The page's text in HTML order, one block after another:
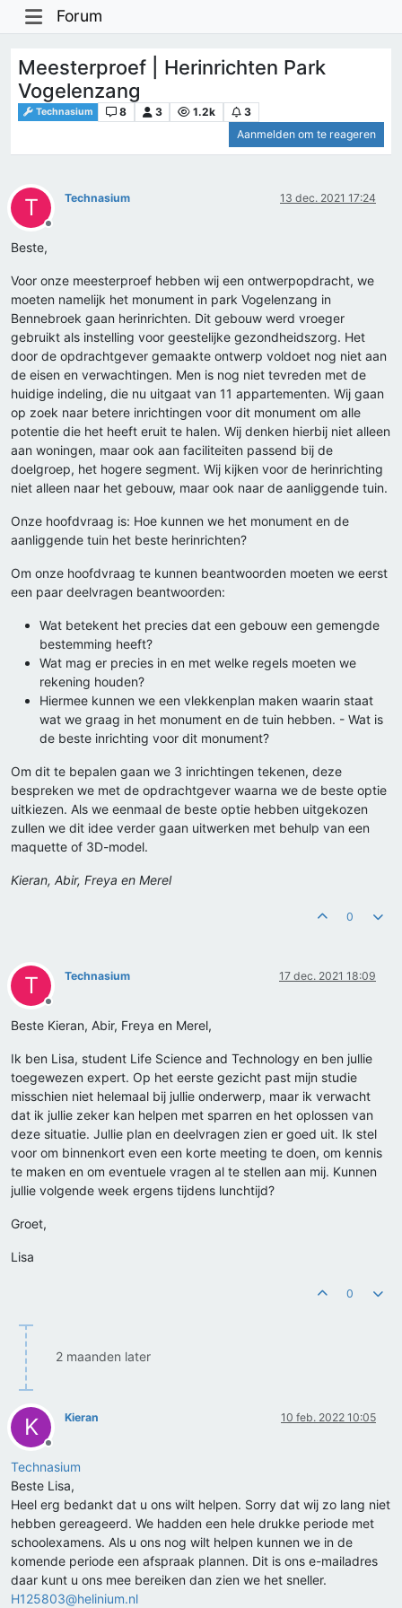
Forum
Meesterproef | Herinrichten Park
Vogelenzang
Technasium 8 3 1.2k
3
Aanmelden om te reageren
T
Offline
Technasium 13 dec. 2021 17:24
Beste,
Voor onze meesterproef hebben wij een ontwerpopdracht, we
moeten namelijk het monument in park Vogelenzang in
Bennebroek gaan herinrichten. Dit gebouw werd vroeger
gebruikt als instelling voor geestelijke gezondheidszorg. Het
door de opdrachtgever gemaakte ontwerp voldoet nog niet aan
de eisen en verwachtingen. Men is nog niet tevreden met de
huidige indeling, die nu uitgaat van 11 appartementen. Wij gaan
op zoek naar betere inrichtingen voor dit monument om alle
potentie die het heeft eruit te halen. Wij denken hierbij niet alleen
aan woningen, maar ook aan faciliteiten passend bij de
doelgroep, het hogere segment. Wij kijken voor de herinrichting
niet alleen naar het gebouw, maar ook naar de aanliggende tuin.
Onze hoofdvraag is: Hoe kunnen we het monument en de
aanliggende tuin het beste herinrichten?
Om onze hoofdvraag te kunnen beantwoorden moeten we eerst
een paar deelvragen beantwoorden:
Wat betekent het precies dat een gebouw een gemengde
bestemming heeft?
Wat mag er precies in en met welke regels moeten we
rekening houden?
Hiermee kunnen we een vlekkenplan maken waarin staat
wat we graag in het monument en de tuin hebben. - Wat is
de beste inrichting voor dit monument?
Om dit te bepalen gaan we 3 inrichtingen tekenen, deze
bespreken we met de opdrachtgever waarna we de beste optie
uitkiezen. Als we eenmaal de beste optie hebben uitgekozen
zullen we dit idee verder gaan uitwerken met behulp van een
maquette of 3D-model.
Kieran, Abir, Freya en Merel
0
T
Offline
Technasium 17 dec. 2021 18:09
Beste Kieran, Abir, Freya en Merel,
Ik ben Lisa, student Life Science and Technology en ben jullie
toegewezen expert. Op het eerste gezicht past mijn studie
misschien niet helemaal bij jullie onderwerp, maar ik verwacht
dat ik jullie zeker kan helpen met sparren en het oplossen van
deze situatie. Jullie plan en deelvragen zien er goed uit. Ik stel
voor om binnenkort even een korte meeting te doen, om kennis
te maken en om eventuele vragen al te stellen aan mij. Kunnen
jullie volgende week ergens tijdens lunchtijd?
Groet,
Lisa
0
2 maanden later
K
Offline
Kieran 10 feb. 2022 10:05
Technasium
Beste Lisa,
Heel erg bedankt dat u ons wilt helpen. Sorry dat wij zo lang niet
hebben gereageerd. We hadden een hele drukke periode met
schoolexamens. Als u ons nog wilt helpen kunnen we in de
komende periode een afspraak plannen. Dit is ons e-mailadres
daar kunt u ons mee bereiken dan zien we het sneller.
H125803@helinium.nl